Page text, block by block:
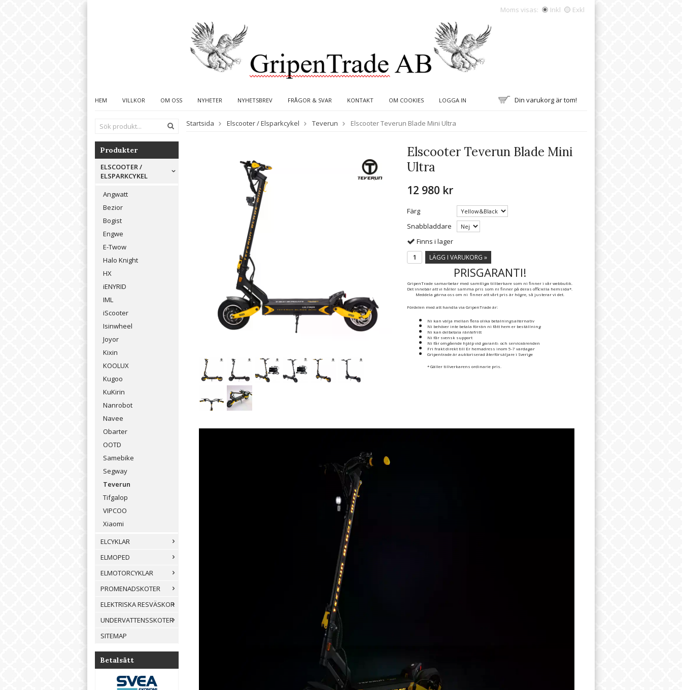
Moms visas: Inkl Exkl
HEM VILLKOR OM OSS NYHETER NYHETSBREV FRÅGOR & SVAR KONTAKT OM COOKIES LOGGA IN Din varukorg är tom!
Produkter
ELSCOOTER /
ELSPARKCYKEL
Angwatt
Bezior
Bogist
Engwe
E-Twow
Halo Knight
HX
iENYRID
IML
iScooter
Isinwheel
Joyor
Kixin
KOOLUX
Kugoo
KuKirin
Nanrobot
Navee
Obarter
OOTD
Samebike
Segway
Teverun
Tifgalop
VIPCOO
Xiaomi
ELCYKLAR
ELMOPED
ELMOTORCYKLAR
PROMENADSKOTER
ELEKTRISKA RESVÄSKOR
UNDERVATTENSSKOTER
SITEMAP
Betalsätt
Startsida Elscooter / Elsparkcykel Teverun Elscooter Teverun Blade Mini Ultra
Elscooter Teverun Blade Mini
Ultra
12 980 kr
Färg
Snabbladdare
Finns i lager
LÄGG I VARUKORG »
PRISGARANTI!
GripenTrade samarbetar med samtliga tillberkare som ni finner i vår webbutik.
Det innebär att vi håller samma pris som ni finner på deras officiella hemsida*.
Meddela gärna oss om ni finner att vårt pris är högre, så justerar vi det.
Fördelen med att handla via GripenTrade är:
Ni kan välja mellan flera olika betalningsalternativ
Ni behöver inte betala förrän ni fått hem er beställning
Ni kan delbetala räntefritt
Ni får svensk support
Ni får omgående hjälp vid garanti- och serviceärenden
Fri frakt direkt till Er hemadress inom 5-7 vardagar
Gripentrade är auktoriserad återförsäljare i Sverige
* Gäller tillverkarens ordinarie pris.